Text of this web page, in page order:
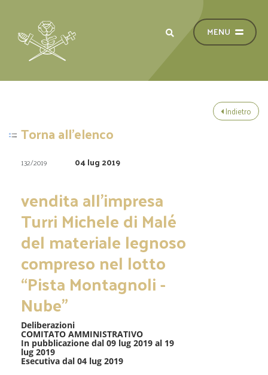
Indietro
Torna all'elenco
132/2019 04 lug 2019
vendita all’impresa
Turri Michele di Malé
del materiale legnoso
compreso nel lotto
“Pista Montagnoli -
Nube”
Deliberazioni
COMITATO AMMINISTRATIVO
In pubblicazione dal 09 lug 2019 al 19
lug 2019
Esecutiva dal 04 lug 2019